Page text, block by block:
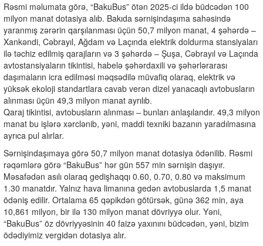
Rəsmi məlumata görə, “BakuBus” ötən 2025-ci ildə büdcədən 100
milyon manat dotasiya alıb. Bakıda sərnişindaşıma sahəsində
yaranmış zərərin qarşılanması üçün 50,7 milyon manat, 4 şəhərdə –
Xankəndi, Cəbrayıl, Ağdam və Laçında elektrik doldurma stansiyaları
ilə təchiz edilmiş qarajların və 3 şəhərdə – Şuşa, Cəbrayıl və Laçında
avtostansiyaların tikintisi, habelə şəhərdaxili və şəhərlərarası
daşımaların icra edilməsi məqsədilə müvafiq olaraq, elektrik və
yüksək ekoloji standartlara cavab verən dizel yanacaqlı avtobusların
alınması üçün 49,3 milyon manat ayrılıb.
Qaraj tikintisi, avtobusların alınması – bunları anlaşılandır. 49,3 milyon
manat bu işlərə xərclənib, yəni, maddi texniki bazanın yaradılmasına
ayrıca pul alırlar.
Sərnişindaşımaya görə 50,7 milyon manat dotasiya ödənilib. Rəsmi
rəqəmlərə görə “BakuBus” hər gün 557 min sərnişin daşıyır.
Məsafədən asılı olaraq gedişhaqqı 0.60, 0.70, 0.80 və maksimum
1.30 manatdır. Yalnız hava limanına gedən avtobuslarda 1,5 manat
ödəniş edilir. Ortalama 65 qəpikdən götürsək, günə 362 min, aya
10,861 milyon, bir ilə 130 milyon manat dövriyyə olur. Yəni,
“BakuBus” öz dövriyyəsinin 40 faizə yaxınını büdcədən, yəni, bizim
ödədiyimiz vergidən dotasiya alır.